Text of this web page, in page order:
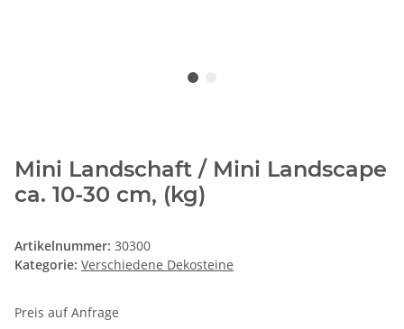
Mini Landschaft / Mini Landscape
ca. 10-30 cm, (kg)
Artikelnummer: 30300
Kategorie: Verschiedene Dekosteine
Preis auf Anfrage